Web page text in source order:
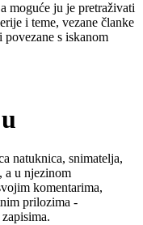
moguće ju je pretraživati
i teme, vezane članke
s iskanom
natuknica, snimatelja,
a u njezinom
komentarima,
prilozima -